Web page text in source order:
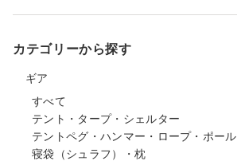
カテゴリーから探す
ギア
すべて
テント・タープ・シェルター
テントペグ・ハンマー・ロープ・ポール
寝袋（シュラフ）・枕